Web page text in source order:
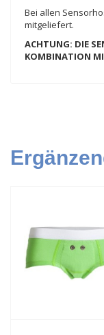
Bei allen
mitgeliefert.
ACHTUNG: DIE
KOMBINATION